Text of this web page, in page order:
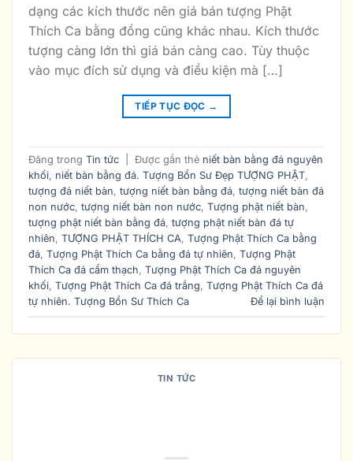
dạng các kích thước nên giá bán tượng Phật
Thích Ca bằng đồng cũng khác nhau. Kích thước
tượng càng lớn thì giá bán càng cao. Tùy thuộc
vào mục đích sử dụng và điều kiện mà […]
TIẾP TỤC ĐỌC →
Đăng trong Tin tức Được gắn thẻ niết bàn bằng đá nguyên
khối, niết bàn bằng đá. Tượng Bổn Sư Đẹp TƯỢNG PHẬT,
tượng đá niết bàn, tượng niết bàn bằng đá, tượng niết bàn đá
non nước, tượng niết bàn non nước, Tượng phật niết bàn,
tượng phật niết bàn bằng đá, tượng phật niết bàn đá tự
nhiên, TƯỢNG PHẬT THÍCH CA, Tượng Phật Thích Ca bằng
đá, Tượng Phật Thích Ca bằng đá tự nhiên, Tượng Phật
Thích Ca đá cẩm thạch, Tượng Phật Thích Ca đá nguyên
khối, Tượng Phật Thích Ca đá trắng, Tượng Phật Thích Ca đá
tự nhiên. Tượng Bổn Sư Thích Ca
Để lại bình luận
TIN TỨC